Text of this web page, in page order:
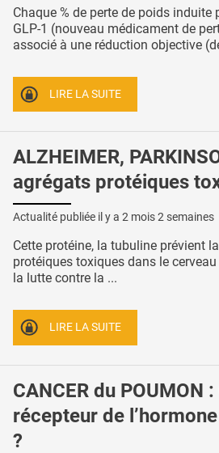
Chaque % de perte de poids induite
GLP-1 (nouveau médicament de
associé à une réduction objective
LIRE LA SUITE
ALZHEIMER,
agrégats protéiques
Actualité publiée il y a 2 mois 2 semaines
Cette protéine, la tubuline prévient
protéiques toxiques dans le
la lutte contre la ...
LIRE LA SUITE
CANCER du POUMON
récepteur de
?